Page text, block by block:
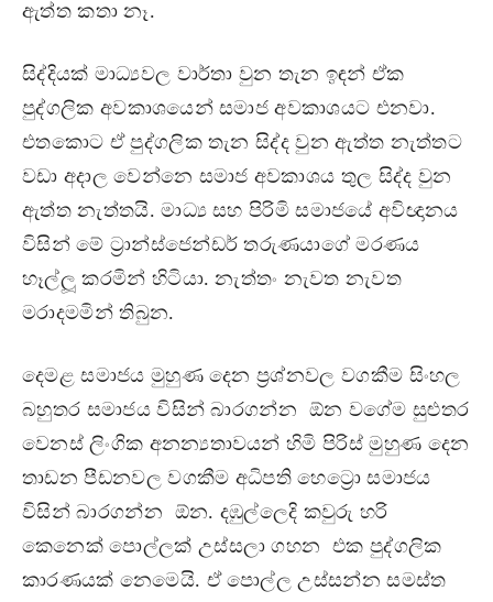
ඇත්ත කතා නෑ.
සිද්දියක් මාධ්‍යවල වාර්තා වුන තැන ඉඳන් ඒක
පුද්ගලික අවකාශයෙන් සමාජ අවකාශයට එනවා.
එතකොට ඒ පුද්ගලික තැන සිද්ද වුන ඇත්ත නැත්තට
වඩා අදාල වෙන්නෙ සමාජ අවකාශය තුල සිද්ද වුන
ඇත්ත නැත්තයි. මාධ්‍ය සහ පිරිමි සමාජයේ අවිඥානය
විසින් මේ ට‍්‍රාන්ස්ජෙන්ඩර් තරුණයාගේ මරණය
හෑල්ලූ කරමින් හිටියා. නැත්තං නැවත නැවත
මරාදමමින් තිබුන.
දෙමළ සමාජය මුහුණ දෙන ප‍්‍රශ්නවල වගකීම සිංහල
බහුතර සමාජය විසින් බාරගන්න ඕන වගේම සුළුතර
වෙනස් ලිංගික අනන්‍යතාවයන් හිමි පිරිස් මුහුණ දෙන
තාඩන පීඩනවල වගකීම අධිපති හෙට්‍රො සමාජය
විසින් බාරගන්න ඕන. දඹුල්ලෙදි කවුරු හරි
කෙනෙක් පොල්ලක් උස්සලා ගහන එක පුද්ගලික
කාරණයක් නෙමෙයි. ඒ පොල්ල උස්සන්න සමස්ත